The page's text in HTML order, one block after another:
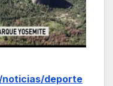
deporte